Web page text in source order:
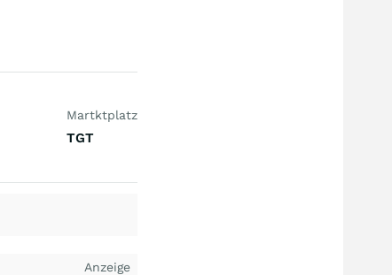
Martktplatz
TGT
Anzeige